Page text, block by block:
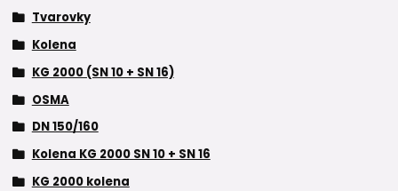
Tvarovky
Kolena
KG 2000 (SN 10 + SN 16)
OSMA
DN 150/160
Kolena KG 2000 SN 10 + SN 16
KG 2000 kolena